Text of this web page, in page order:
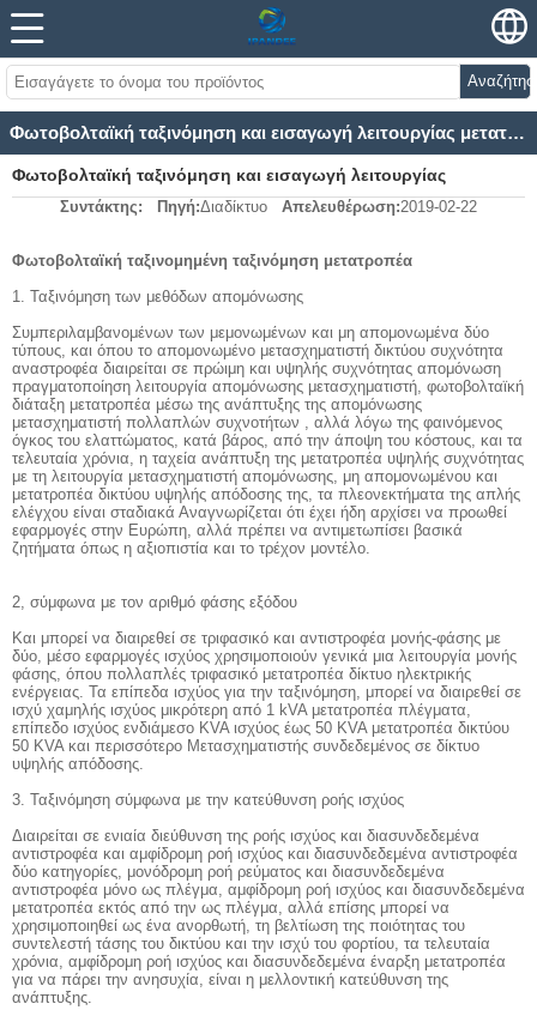
Φωτοβολταϊκή ταξινόμηση και εισαγωγή λειτουργίας μετατροπέα με φωτοβολταϊκά
Φωτοβολταϊκή ταξινόμηση και εισαγωγή λειτουργίας
μετατροπέα με φωτοβολταϊκά
Συντάκτης: Πηγή:Διαδίκτυο Απελευθέρωση:2019-02-22
Φωτοβολταϊκή ταξινομημένη ταξινόμηση μετατροπέα
1. Ταξινόμηση των μεθόδων απομόνωσης
Συμπεριλαμβανομένων των μεμονωμένων και μη απομονωμένα δύο
τύπους, και όπου το απομονωμένο μετασχηματιστή δικτύου συχνότητα
αναστροφέα διαιρείται σε πρώιμη και υψηλής συχνότητας απομόνωση
πραγματοποίηση λειτουργία απομόνωσης μετασχηματιστή, φωτοβολταϊκή
διάταξη μετατροπέα μέσω της ανάπτυξης της απομόνωσης
μετασχηματιστή πολλαπλών συχνοτήτων , αλλά λόγω της φαινόμενος
όγκος του ελαττώματος, κατά βάρος, από την άποψη του κόστους, και τα
τελευταία χρόνια, η ταχεία ανάπτυξη της μετατροπέα υψηλής συχνότητας
με τη λειτουργία μετασχηματιστή απομόνωσης, μη απομονωμένου και
μετατροπέα δικτύου υψηλής απόδοσης της, τα πλεονεκτήματα της απλής
ελέγχου είναι σταδιακά Αναγνωρίζεται ότι έχει ήδη αρχίσει να προωθεί
εφαρμογές στην Ευρώπη, αλλά πρέπει να αντιμετωπίσει βασικά
ζητήματα όπως η αξιοπιστία και το τρέχον μοντέλο.
2, σύμφωνα με τον αριθμό φάσης εξόδου
Και μπορεί να διαιρεθεί σε τριφασικό και αντιστροφέα μονής-φάσης με
δύο, μέσο εφαρμογές ισχύος χρησιμοποιούν γενικά μια λειτουργία μονής
φάσης, όπου πολλαπλές τριφασικό μετατροπέα δίκτυο ηλεκτρικής
ενέργειας. Τα επίπεδα ισχύος για την ταξινόμηση, μπορεί να διαιρεθεί σε
ισχύ χαμηλής ισχύος μικρότερη από 1 kVA μετατροπέα πλέγματα,
επίπεδο ισχύος ενδιάμεσο KVA ισχύος έως 50 KVA μετατροπέα δικτύου
50 KVA και περισσότερο Μετασχηματιστής συνδεδεμένος σε δίκτυο
υψηλής απόδοσης.
3. Ταξινόμηση σύμφωνα με την κατεύθυνση ροής ισχύος
Διαιρείται σε ενιαία διεύθυνση της ροής ισχύος και διασυνδεδεμένα
αντιστροφέα και αμφίδρομη ροή ισχύος και διασυνδεδεμένα αντιστροφέα
δύο κατηγορίες, μονόδρομη ροή ρεύματος και διασυνδεδεμένα
αντιστροφέα μόνο ως πλέγμα, αμφίδρομη ροή ισχύος και διασυνδεδεμένα
μετατροπέα εκτός από την ως πλέγμα, αλλά επίσης μπορεί να
χρησιμοποιηθεί ως ένα ανορθωτή, τη βελτίωση της ποιότητας του
συντελεστή τάσης του δικτύου και την ισχύ του φορτίου, τα τελευταία
χρόνια, αμφίδρομη ροή ισχύος και διασυνδεδεμένα έναρξη μετατροπέα
για να πάρει την ανησυχία, είναι η μελλοντική κατεύθυνση της
ανάπτυξης.